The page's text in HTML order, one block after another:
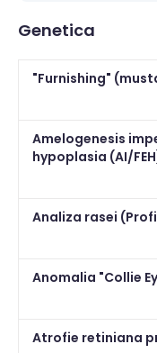
Caini
Pisici
Genetica
"Furnishing"
Amelogenesis
hypoplasia (AI/
Analiza rasei
Anomalia "Collie
Atrofie retiniana